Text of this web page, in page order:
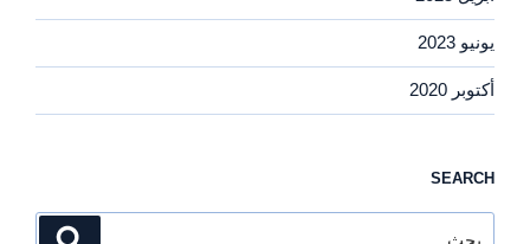
يونيو 2023
أكتوبر 2020
SEARCH
بحث